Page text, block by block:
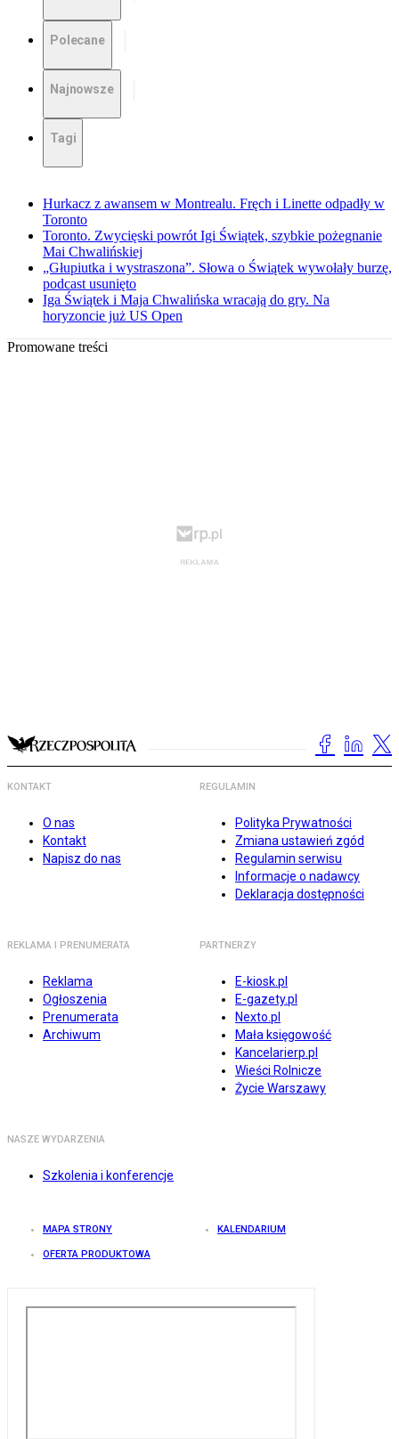
Polecane
Najnowsze
Tagi
Hurkacz z awansem w Montrealu. Fręch i Linette odpadły w
Toronto
Toronto. Zwycięski powrót Igi Świątek, szybkie pożegnanie
Mai Chwalińskiej
„Głupiutka i wystraszona”. Słowa o Świątek wywołały burzę,
podcast usunięto
Iga Świątek i Maja Chwalińska wracają do gry. Na
horyzoncie już US Open
Promowane treści
KONTAKT
O nas
Kontakt
Napisz do nas
REGULAMIN
Polityka Prywatności
Zmiana ustawień zgód
Regulamin serwisu
Informacje o nadawcy
Deklaracja dostępności
REKLAMA I PRENUMERATA
Reklama
Ogłoszenia
Prenumerata
Archiwum
PARTNERZY
E-kiosk.pl
E-gazety.pl
Nexto.pl
Mała księgowość
Kancelarierp.pl
Wieści Rolnicze
Życie Warszawy
NASZE WYDARZENIA
Szkolenia i konferencje
MAPA STRONY KALENDARIUM
OFERTA PRODUKTOWA